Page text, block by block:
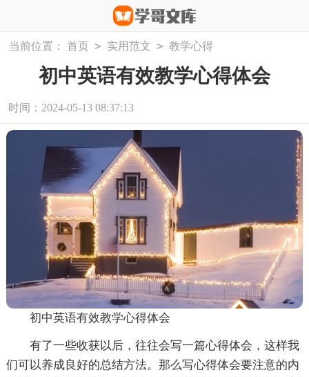
当前位置： 首页 > 实用范文 > 教学心得
初中英语有效教学心得体会
时间：2024-05-13 08:37:13
初中英语有效教学心得体会
有了一些收获以后，往往会写一篇心得体会，这样我
们可以养成良好的总结方法。那么写心得体会要注意的内